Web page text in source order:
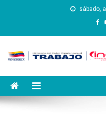
sábado,
Instituto